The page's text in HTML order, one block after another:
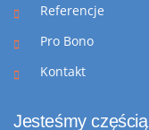
Referencje
Pro Bono
Kontakt
Jesteśmy